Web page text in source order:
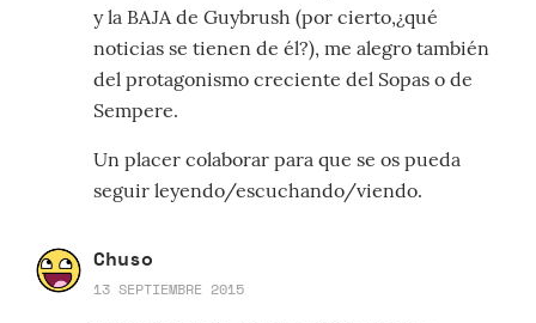
y la BAJA de Guybrush (por cierto,¿qué
noticias se tienen de él?), me alegro también
del protagonismo creciente del Sopas o de
Sempere.
Un placer colaborar para que se os pueda
seguir leyendo/escuchando/viendo.
Chuso
13 SEPTIEMBRE 2015